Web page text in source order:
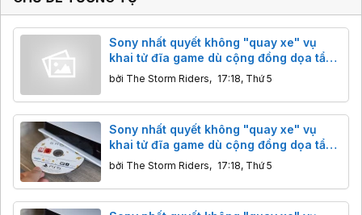
Sony nhất quyết không "quay xe" vụ
khai tử đĩa game dù cộng đồng dọa tẩy
chay
bởi The Storm Riders, 17:18, Thứ 5
Sony nhất quyết không "quay xe" vụ
khai tử đĩa game dù cộng đồng dọa tẩy
chay
bởi The Storm Riders, 17:18, Thứ 5